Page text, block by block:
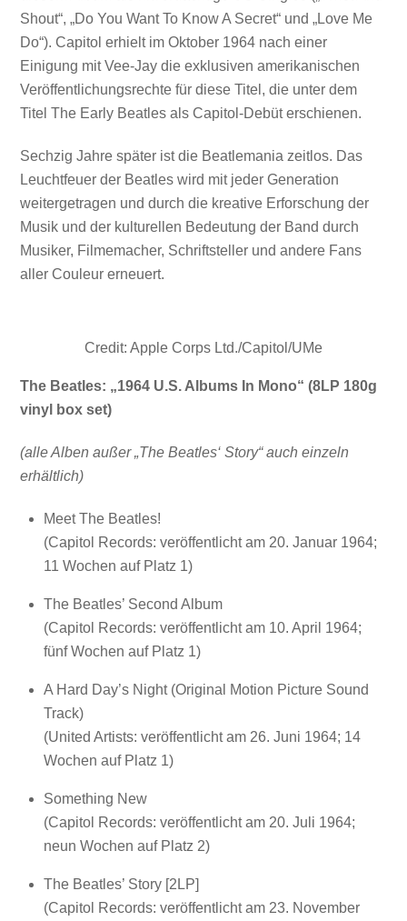
Shout“, „Do You Want To Know A Secret“ und „Love Me
Do“). Capitol erhielt im Oktober 1964 nach einer
Einigung mit Vee-Jay die exklusiven amerikanischen
Veröffentlichungsrechte für diese Titel, die unter dem
Titel The Early Beatles als Capitol-Debüt erschienen.
Sechzig Jahre später ist die Beatlemania zeitlos. Das
Leuchtfeuer der Beatles wird mit jeder Generation
weitergetragen und durch die kreative Erforschung der
Musik und der kulturellen Bedeutung der Band durch
Musiker, Filmemacher, Schriftsteller und andere Fans
aller Couleur erneuert.
Credit: Apple Corps Ltd./Capitol/UMe
The Beatles: „1964 U.S. Albums In Mono“ (8LP 180g
vinyl box set)
(alle Alben außer „The Beatles‘ Story“ auch einzeln
erhältlich)
Meet The Beatles!
(Capitol Records: veröffentlicht am 20. Januar 1964;
11 Wochen auf Platz 1)
The Beatles’ Second Album
(Capitol Records: veröffentlicht am 10. April 1964;
fünf Wochen auf Platz 1)
A Hard Day’s Night (Original Motion Picture Sound
Track)
(United Artists: veröffentlicht am 26. Juni 1964; 14
Wochen auf Platz 1)
Something New
(Capitol Records: veröffentlicht am 20. Juli 1964;
neun Wochen auf Platz 2)
The Beatles’ Story [2LP]
(Capitol Records: veröffentlicht am 23. November